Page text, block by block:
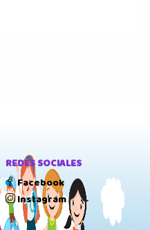
REDES SOCIALES
Facebook
Instagram